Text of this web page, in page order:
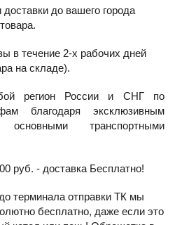
доставки до вашего города
в течение 2-х рабочих дней
на складе).
регион России и СНГ по
благодаря эксклюзивным
транспортными
руб. - доставка Бесплатно!
терминала отправки ТК мы
бесплатно, даже если это